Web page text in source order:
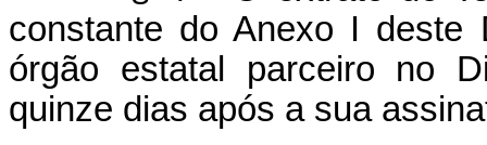
constante do Anexo I deste
órgão estatal parceiro no
quinze dias após a sua